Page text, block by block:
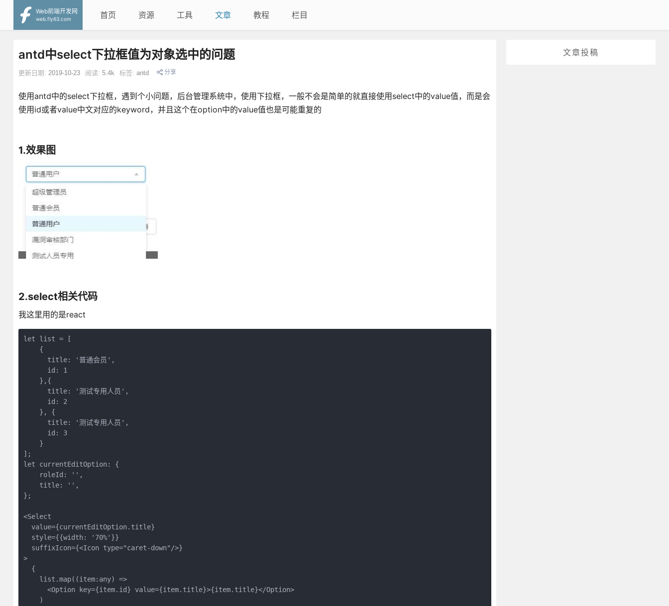
Web前端开发网
web.fly63.com
首页 资源 工具 文章 教程 栏目
文章投稿
antd中select下拉框值为对象选中的问题
更新日期: 2019-10-23 阅读: 5.4k 标签: antd 分享
使用antd中的select下拉框，遇到个小问题，后台管理系统中，使用下拉框，一般不会是简单的就直接使用select中的value值，而是会
使用id或者value中文对应的keyword，并且这个在option中的value值也是可能重复的
1.效果图
2.select相关代码
我这里用的是react
let list = [
    {
      title: '普通会员',
      id: 1
    },{
      title: '测试专用人员',
      id: 2
    }, {
      title: '测试专用人员',
      id: 3
    }
];
let currentEditOption: {
    roleId: '',
    title: '',
};
<Select
  value={currentEditOption.title}
  style={{width: '70%'}}
  suffixIcon={<Icon type="caret-down"/>}
>
  {
    list.map((item:any) =>
      <Option key={item.id} value={item.title}>{item.title}</Option>
    )